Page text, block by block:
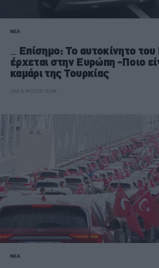
ΝΕΑ
Επίσημο: Το αυτοκίνητο
έρχεται στην Ευρώπη -Ποιο
καμάρι της Τουρκίας
CAR & MOTOR TEAM
ΝΕΑ